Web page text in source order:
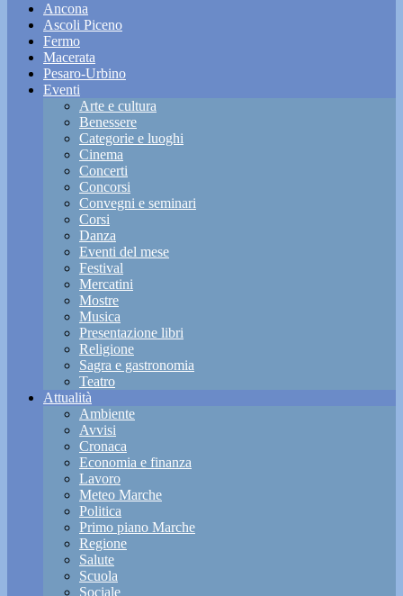
Ancona
Ascoli Piceno
Fermo
Macerata
Pesaro-Urbino
Eventi
Arte e cultura
Benessere
Categorie e luoghi
Cinema
Concerti
Concorsi
Convegni e seminari
Corsi
Danza
Eventi del mese
Festival
Mercatini
Mostre
Musica
Presentazione libri
Religione
Sagra e gastronomia
Teatro
Attualità
Ambiente
Avvisi
Cronaca
Economia e finanza
Lavoro
Meteo Marche
Politica
Primo piano Marche
Regione
Salute
Scuola
Sociale